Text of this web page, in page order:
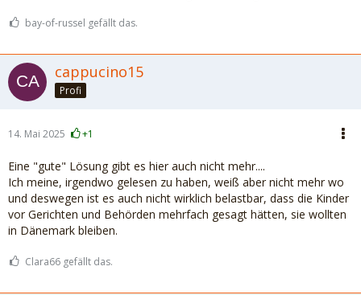
bay-of-russel gefällt das.
cappucino15
Profi
14. Mai 2025 +1
Eine "gute" Lösung gibt es hier auch nicht mehr....
Ich meine, irgendwo gelesen zu haben, weiß aber nicht mehr wo
und deswegen ist es auch nicht wirklich belastbar, dass die Kinder
vor Gerichten und Behörden mehrfach gesagt hätten, sie wollten
in Dänemark bleiben.
Clara66 gefällt das.